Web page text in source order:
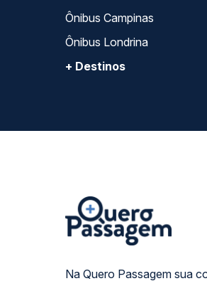
Ônibus Campinas
Ônibus Londrina
+ Destinos
Na Quero Passagem sua